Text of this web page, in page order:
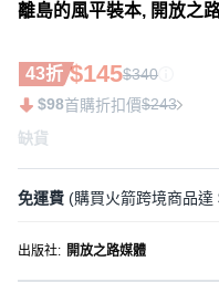
離島的風平裝本, 開放之
43折 $145$340
$98首購折扣價$243
缺貨
免運費 (購買火箭跨境商品達
出版社: 開放之路媒體